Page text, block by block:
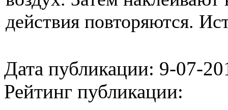
действия повторяются.
Дата публикации: 9-07-
Рейтинг публикации: